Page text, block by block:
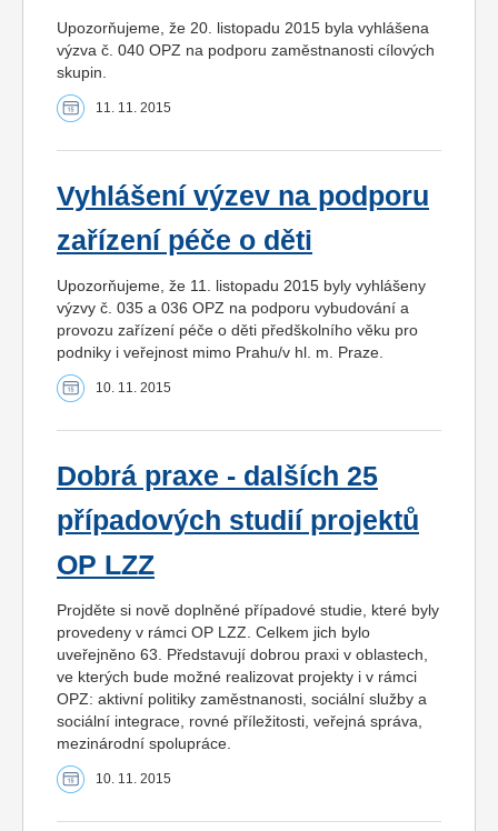
Upozorňujeme, že 20. listopadu 2015 byla vyhlášena
výzva č. 040 OPZ na podporu zaměstnanosti cílových
skupin.
11. 11. 2015
Vyhlášení výzev na podporu
zařízení péče o děti
Upozorňujeme, že 11. listopadu 2015 byly vyhlášeny
výzvy č. 035 a 036 OPZ na podporu vybudování a
provozu zařízení péče o děti předškolního věku pro
podniky i veřejnost mimo Prahu/v hl. m. Praze.
10. 11. 2015
Dobrá praxe - dalších 25
případových studií projektů
OP LZZ
Projděte si nově doplněné případové studie, které byly
provedeny v rámci OP LZZ. Celkem jich bylo
uveřejněno 63. Představují dobrou praxi v oblastech,
ve kterých bude možné realizovat projekty i v rámci
OPZ: aktivní politiky zaměstnanosti, sociální služby a
sociální integrace, rovné příležitosti, veřejná správa,
mezinárodní spolupráce.
10. 11. 2015